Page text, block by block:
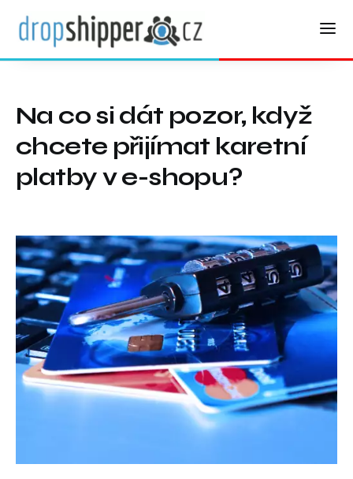
Na co si dát pozor, když
chcete přijímat karetní
platby v e-shopu?